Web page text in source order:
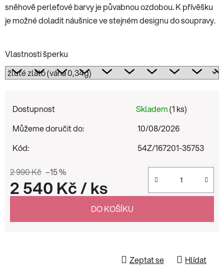
sněhově perleťové barvy je půvabnou ozdobou. K přívěšku
je možné doladit náušnice ve stejném designu do soupravy.
Vlastnosti šperku
Dostupnost Skladem(1 ks)
Můžeme doručit do:
10/08/2026
Kód:
54Z/167201-35753
2 990 Kč –15 %
2 540 Kč/ ks
DO KOŠÍKU
Zeptat se Hlídat